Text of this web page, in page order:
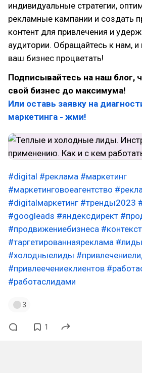
индивидуальные стратегии,
рекламные кампании и создать
контент для привлечения и
аудитории. Обращайтесь к нам,
ваш бизнес процветать!
Подписывайтесь на наш блог,
свой бизнес до максимума!
Или оставь заявку на
маркетинга - жми!
#digital #реклама #маркетинг
#маркетинговоеагентство
#digitalмаркетинг #тренды2023
#googleads #яндексдирект
#продвижениебизнеса
#таргетированнаяреклама #лиды
#холодныелиды
#привлеечениеклиентов
#работаслидами
3
1